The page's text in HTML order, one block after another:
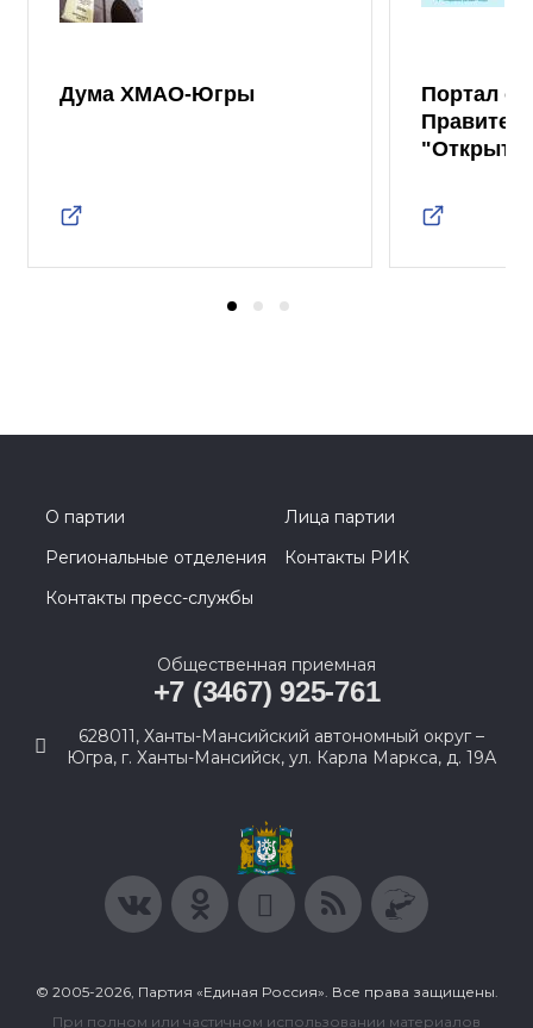
Дума ХМАО-Югры
Портал
О партии
Лица партии
Региональные отделения
Контакты РИК
Контакты пресс-службы
Общественная приемная
+7 (3467) 925-761
628011, Ханты-Мансийский автономный округ –
Югра, г. Ханты-Мансийск, ул. Карла Маркса, д. 19А
© 2005-2026, Партия «Единая Россия». Все права защищены.
При полном или частичном использовании материалов